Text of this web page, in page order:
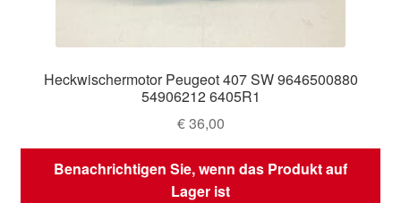
Heckwischermotor Peugeot 407 SW 9646500880
54906212 6405R1
€36,00
Benachrichtigen Sie, wenn das Produkt auf
Lager ist